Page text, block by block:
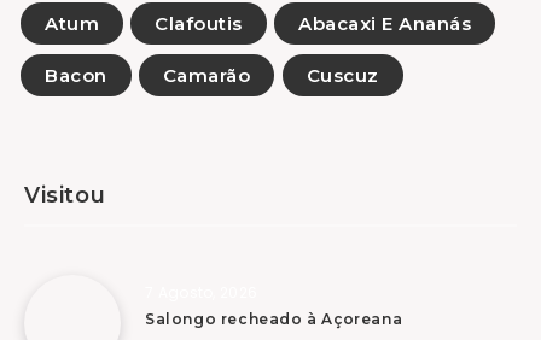
Atum Clafoutis Abacaxi E Ananás
Bacon Camarão Cuscuz
Visitou
Salongo recheado à Açoreana